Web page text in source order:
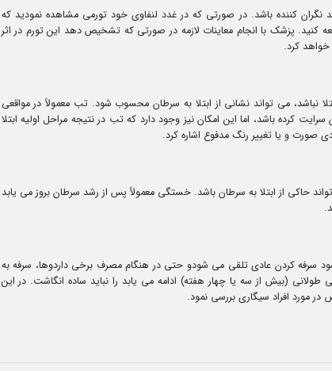
نگران کننده باشد. در صورتی که در غدد لنفاوی خود تورمی مشاهده نمودید که
پزشک با انجام معاینات لازمه در صورتی که تشخیص دهد این تورم در اثر
کرد.
نباشد، می تواند نشانی از ابتلا به سرطان محسوب شود. تب معمولاً در مواقعی
کرده باشد، اما این امکان نیز وجود دارد که تب در نتیجه مراحل اولیه ابتلا
صورت و یا تغییر رنگ مدفوع اشاره کرد.
حاکی از ابتلا به سرطان باشد. خستگی معمولاً پس از رشد سرطان بروز می یابد
شود سرفه کردن عادی تلقی می شودو حتی در هنگام مصرف برخی داردوها، سرفه به
(بیش از سه یا چهار هفته) ادامه می یابد را نباید ساده انگاشت. در این
مورد افراد سیگاری بررسی نمود.